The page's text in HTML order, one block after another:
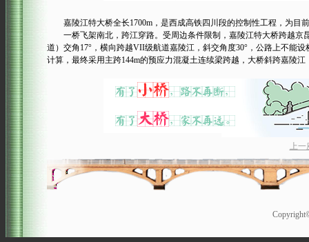
嘉陵江特大桥全长1700m，是西成高铁四川段的控制性工程，为目
一桥飞架南北，跨江穿路。受周边条件限制，嘉陵江特大桥跨越京
道）交角17°，横向跨越VII级航道嘉陵江，斜交角度30°，公路上不能
计算，最终采用主跨144m的预应力混凝土连续梁跨越，大桥斜跨嘉陵
上一